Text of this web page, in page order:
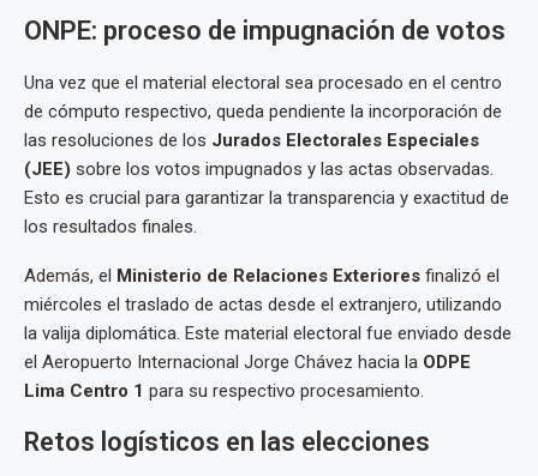
ONPE: proceso de impugnación de votos
Una vez que el material electoral sea procesado en el centro
de cómputo respectivo, queda pendiente la incorporación de
las resoluciones de los Jurados Electorales Especiales
(JEE) sobre los votos impugnados y las actas observadas.
Esto es crucial para garantizar la transparencia y exactitud de
los resultados finales.
Además, el Ministerio de Relaciones Exteriores finalizó el
miércoles el traslado de actas desde el extranjero, utilizando
la valija diplomática. Este material electoral fue enviado desde
el Aeropuerto Internacional Jorge Chávez hacia la ODPE
Lima Centro 1 para su respectivo procesamiento.
Retos logísticos en las elecciones